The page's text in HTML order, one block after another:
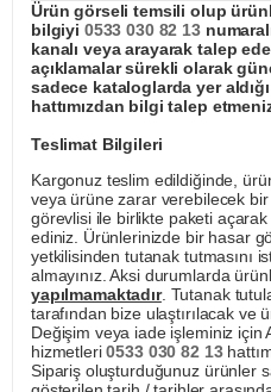
Ürün görseli temsili olup
bilgiyi 0533 030 82 13
kanalı veya arayarak talep
açıklamalar sürekli olarak
sadece kataloglarda yer
hattımızdan bilgi talep
Teslimat Bilgileri
Kargonuz teslim edildiğinde,
veya ürüne zarar verebilecek
görevlisi ile birlikte paketi
ediniz. Ürünlerinizde bir hasar
yetkilisinden tutanak tutmasını
almayınız. Aksi durumlarda
yapılmamaktadır. Tutanak
tarafından bize ulaştırılacak ve
Değişim veya iade işleminiz için
hizmetleri0533 030 82 13
Sipariş oluşturduğunuz ürünler